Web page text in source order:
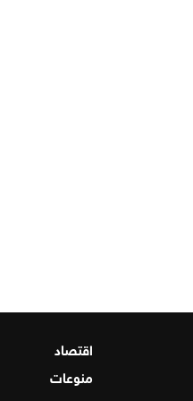
اقتصاد
منوعات